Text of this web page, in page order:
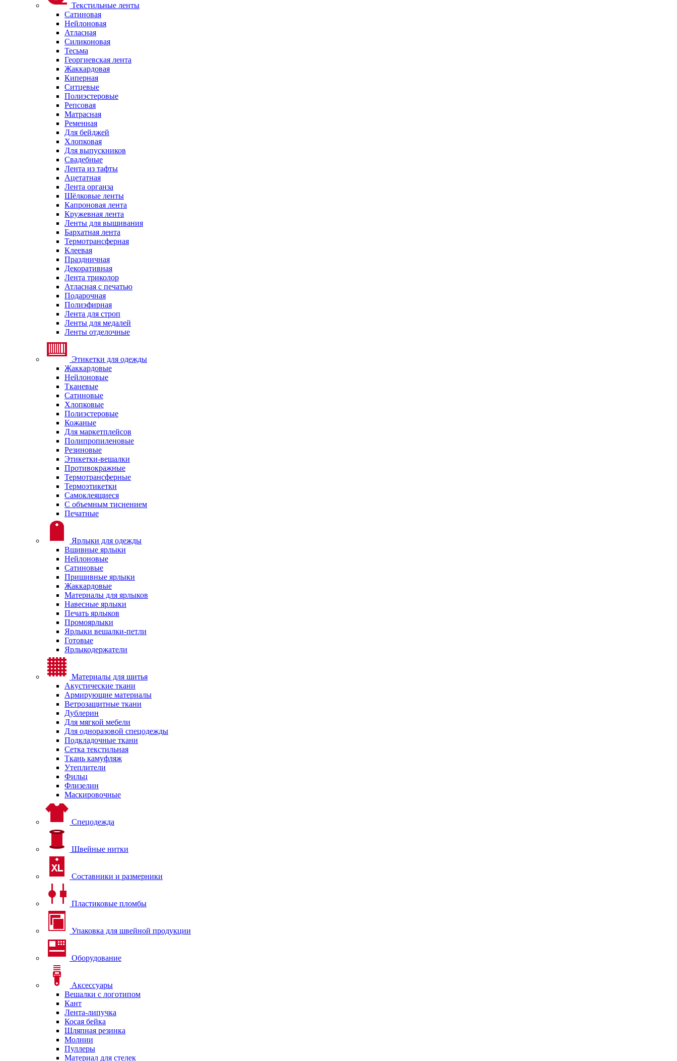
Текстильные ленты
Сатиновая
Нейлоновая
Атласная
Силиконовая
Тесьма
Георгиевская лента
Жаккардовая
Киперная
Ситцевые
Полиэстеровые
Репсовая
Матрасная
Ременная
Для бейджей
Хлопковая
Для выпускников
Свадебные
Лента из тафты
Ацетатная
Лента органза
Шёлковые ленты
Капроновая лента
Кружевная лента
Ленты для вышивания
Бархатная лента
Термотрансферная
Клеевая
Праздничная
Декоративная
Лента триколор
Атласная с печатью
Подарочная
Полиэфирная
Лента для строп
Ленты для медалей
Ленты отделочные
Этикетки для одежды
Жаккардовые
Нейлоновые
Тканевые
Сатиновые
Хлопковые
Полиэстеровые
Кожаные
Для маркетплейсов
Полипропиленовые
Резиновые
Этикетки-вешалки
Противокражные
Термотрансферные
Термоэтикетки
Самоклеящиеся
С объемным тиснением
Печатные
Ярлыки для одежды
Вшивные ярлыки
Нейлоновые
Сатиновые
Пришивные ярлыки
Жаккардовые
Материалы для ярлыков
Навесные ярлыки
Печать ярлыков
Промоярлыки
Ярлыки вешалки-петли
Готовые
Ярлыкодержатели
Материалы для шитья
Акустические ткани
Армирующие материалы
Ветрозащитные ткани
Дублерин
Для мягкой мебели
Для одноразовой спецодежды
Подкладочные ткани
Сетка текстильная
Ткань камуфляж
Утеплители
Фильц
Флизелин
Маскировочные
Спецодежда
Швейные нитки
Составники и размерники
Пластиковые пломбы
Упаковка для швейной продукции
Оборудование
Аксессуары
Вешалки с логотипом
Кант
Лента-липучка
Косая бейка
Шляпная резинка
Молнии
Пуллеры
Материал для стелек